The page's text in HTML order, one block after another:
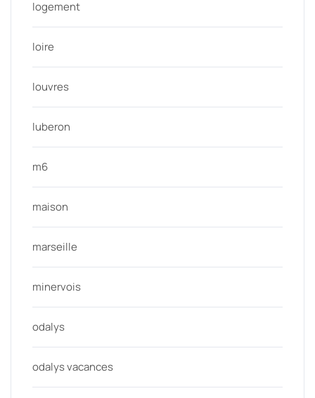
logement
loire
louvres
luberon
m6
maison
marseille
minervois
odalys
odalys vacances